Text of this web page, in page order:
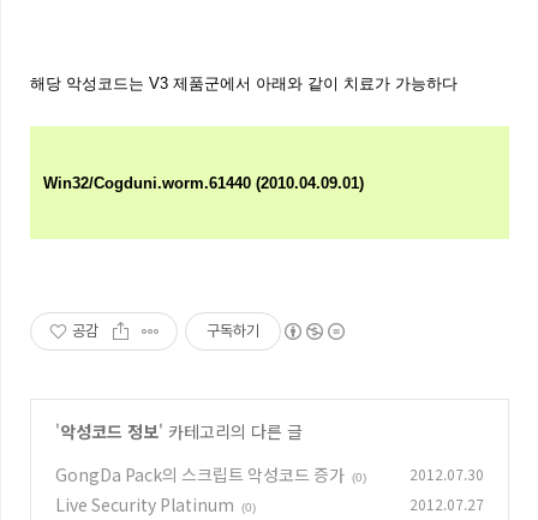
해당 악성코드는 V3 제품군에서 아래와 같이 치료가 가능하다
Win32/Cogduni.worm.61440 (2010.04.09.01)
공감 구독하기
'악성코드 정보' 카테고리의 다른 글
GongDa Pack의 스크립트 악성코드 증가 (0) 2012.07.30
Live Security Platinum (0) 2012.07.27